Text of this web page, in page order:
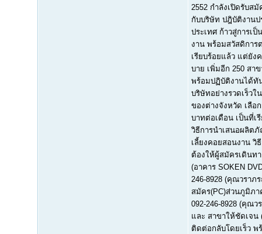
2552 กำลังเปิดรับส
กับบริษัท ปฎิบัติงานป
ประเทศ ก้าวสู่การเ
งาน พร้อมสวัสดิการ
เรียบร้อยแล้ว แต่ยัง
บาย เพิ่มอีก 250 สา
พร้อมปฏิบัติงานได้ทั
บริษัทอย่างรวดเร็ว
ของต่างจังหวัด เลือ
บาทต่อเดือน เป็นที่เ
วิธีการนำเสนอผลิต
เลี้ยงคอยสอนงาน วิ
ต้องให้ผู้สมัครเดินท
(อาคาร SOKEN
246-8928 (คุณวราภ
สมัคร(PC)ส่วนภูมิภ
092-246-8928 (คุณ
และ สาขาให้ชัดเจน
ติดต่อกลับโดยเร็ว